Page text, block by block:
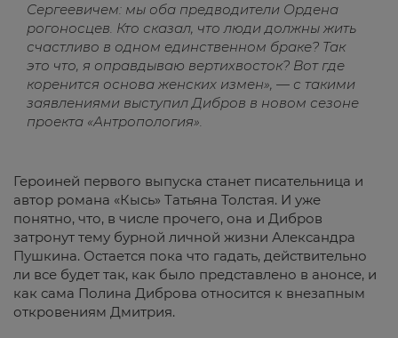
Сергеевичем: мы оба предводители Ордена
рогоносцев. Кто сказал, что люди должны жить
счастливо в одном единственном браке? Так
это что, я оправдываю вертихвосток? Вот где
коренится основа женских измен», — с такими
заявлениями выступил Дибров в новом сезоне
проекта «Антропология».
Героиней первого выпуска станет писательница и
автор романа «Кысь» Татьяна Толстая. И уже
понятно, что, в числе прочего, она и Дибров
затронут тему бурной личной жизни Александра
Пушкина. Остается пока что гадать, действительно
ли все будет так, как было представлено в анонсе, и
как сама Полина Диброва относится к внезапным
откровениям Дмитрия.